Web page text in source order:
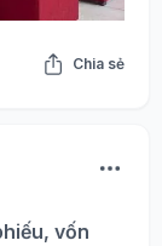
Chia sẻ
vốn